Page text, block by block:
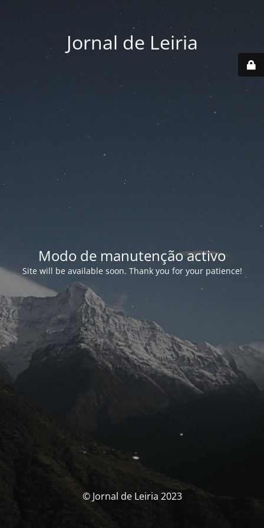
Jornal de Leiria
Modo de manutenção activo
Site will be available soon. Thank you for your patience!
© Jornal de Leiria 2023